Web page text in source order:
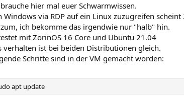
hier mal euer Schwarmwissen.
Windows via RDP auf ein Linux zuzugreifen
ich bekomme das irgendwie nur "halb" hin.
mit ZorinOS 16 Core und Ubuntu 21.04
verhalten ist bei beiden Distributionen gleich.
Schritte sind in der VM gemacht worden:
apt update